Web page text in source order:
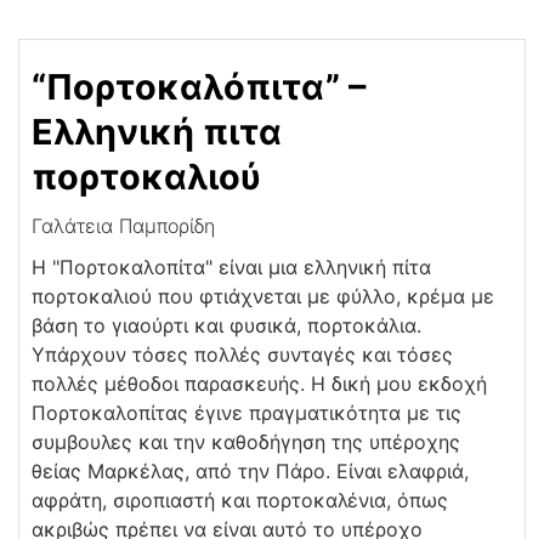
“Πορτοκαλόπιτα” –
Ελληνική πιτα
πορτοκαλιού
Γαλάτεια Παμπορίδη
Η "Πορτοκαλοπίτα" είναι μια ελληνική πίτα
πορτοκαλιού που φτιάχνεται με φύλλο, κρέμα με
βάση το γιαούρτι και φυσικά, πορτοκάλια.
Υπάρχουν τόσες πολλές συνταγές και τόσες
πολλές μέθοδοι παρασκευής. Η δική μου εκδοχή
Πορτοκαλοπίτας έγινε πραγματικότητα με τις
συμβουλες και την καθοδήγηση της υπέροχης
θείας Μαρκέλας, από την Πάρο. Είναι ελαφριά,
αφράτη, σιροπιαστή και πορτοκαλένια, όπως
ακριβώς πρέπει να είναι αυτό το υπέροχο